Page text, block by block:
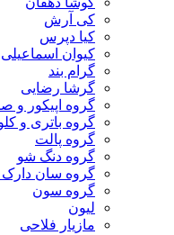
کی آرش
کیا دپرس
کیوان اسماعیلی
گرام بند
گرشا رضایی
گروه اپیکور و
گروه باتری و
گروه پالت
گروه دنگ شو
گروه سان دارک
گروه سون
لیون
مازیار فلاحی